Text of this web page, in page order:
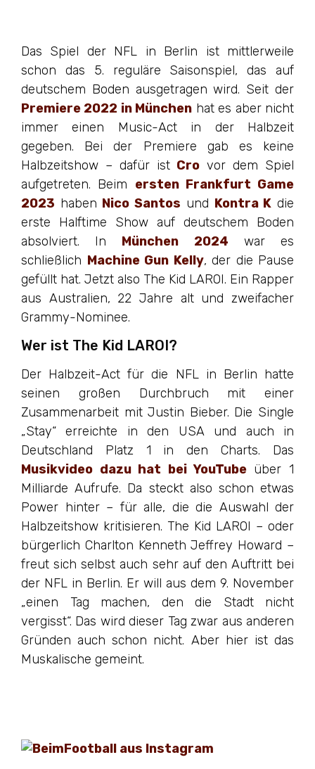
Das Spiel der NFL in Berlin ist mittlerweile
schon das 5. reguläre Saisonspiel, das auf
deutschem Boden ausgetragen wird. Seit der
Premiere 2022 in München hat es aber nicht
immer einen Music-Act in der Halbzeit
gegeben. Bei der Premiere gab es keine
Halbzeitshow – dafür ist Cro vor dem Spiel
aufgetreten. Beim ersten Frankfurt Game
2023 haben Nico Santos und Kontra K die
erste Halftime Show auf deutschem Boden
absolviert. In München 2024 war es
schließlich Machine Gun Kelly, der die Pause
gefüllt hat. Jetzt also The Kid LAROI. Ein Rapper
aus Australien, 22 Jahre alt und zweifacher
Grammy-Nominee.
Wer ist The Kid LAROI?
Der Halbzeit-Act für die NFL in Berlin hatte
seinen großen Durchbruch mit einer
Zusammenarbeit mit Justin Bieber. Die Single
„Stay“ erreichte in den USA und auch in
Deutschland Platz 1 in den Charts. Das
Musikvideo dazu hat bei YouTubeüber 1
Milliarde Aufrufe. Da steckt also schon etwas
Power hinter – für alle, die die Auswahl der
Halbzeitshow kritisieren. The Kid LAROI – oder
bürgerlich Charlton Kenneth Jeffrey Howard –
freut sich selbst auch sehr auf den Auftritt bei
der NFL in Berlin. Er will aus dem 9. November
„einen Tag machen, den die Stadt nicht
vergisst“. Das wird dieser Tag zwar aus anderen
Gründen auch schon nicht. Aber hier ist das
Muskalische gemeint.